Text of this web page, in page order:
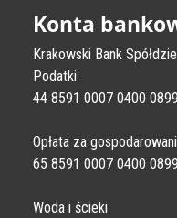
Konta
Krakowski Bank
Podatki
44 8591 0007 0400
Opłata za
65 8591 0007 0400
Woda i ścieki